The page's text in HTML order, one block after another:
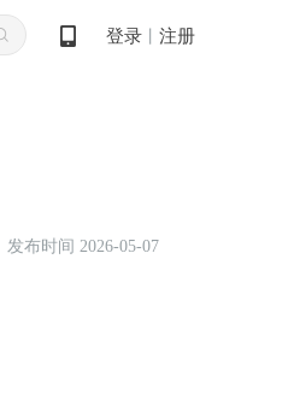
登录 注册
发布时间 2026-05-07